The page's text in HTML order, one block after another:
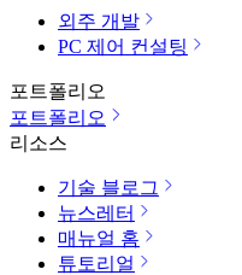
외주 개발
PC 제어 컨설팅
포트폴리오
포트폴리오
리소스
기술 블로그
뉴스레터
매뉴얼 홈
튜토리얼